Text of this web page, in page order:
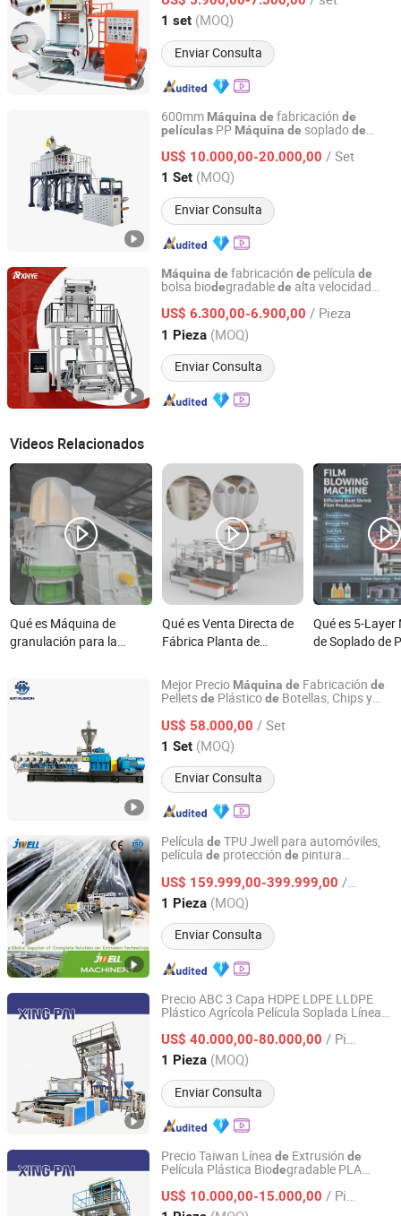
1 set (MOQ)
Enviar Consulta
Zhejiang, China Desde 2005
600mm Máquina de fabricación de
películas PP Máquina de sopladode
depolipropileno
US$ 10.000,00-20.000,00 / Set
1 Set (MOQ)
Enviar Consulta
Ruian Huarui Plastic Machinery Co., Ltd.
Zhejiang, China Desde 2009
Máquina de fabricación de película de
bolsa biodegradablede alta velocidad
película plástica
US$ 6.300,00-6.900,00 / Pieza
1 Pieza (MOQ)
Enviar Consulta
Ruian Xinye Packaging Machine Co., Ltd.
Zhejiang, China Desde 2005
Videos Relacionados
Qué es Máquina de
granulación para la
reciclaje de película de
plástico de tornillo simple
Qué es Venta Directa de
Fábrica Planta de
Fundidas Última
Tecnología Máquina de
Estirables Utilizada para
Empaque de Alimentos y
Textiles
Qué es 5-
de Soplado de
Fabricación de
Retráctiles
Mejor Precio Máquina de Fabricación de
Pelletsde Plásticode Botellas, Chips y
US$ 58.000,00 / Set
1 Set (MOQ)
Enviar Consulta
Nanjing Kairong Machinery Tech. Co., Ltd.
Jiangsu, China Desde 2015
Película de TPU Jwell para automóviles,
película de protección de pintura
detalladodeautomóviles,máquina
fabricacióndeenvoltura y recubrimiento
completodel vehículo
US$ 159.999,00-399.999,00 / Pieza
1 Pieza (MOQ)
Enviar Consulta
Jiangsu Jwell Intelligent Machinery Co., Ltd.
Jiangsu, China Desde 2024
Precio ABC 3 Capa HDPE LDPE LLDPE
Plástico Agrícola Película Soplada Línea
Biodegradable Invernadero Extrusora
Máquina deCoextrusión
US$ 40.000,00-80.000,00 / Pieza
1 Pieza (MOQ)
Enviar Consulta
Wenzhou Xingpai Machinery Co., Ltd.
Zhejiang, China Desde 2021
Precio Taiwan Línea de Extrusión de
Película Plástica Biodegradable PLA
FabricacióndeExtrusoraMáquina
ProduccióndePelícula Termoencogible
US$ 10.000,00-15.000,00 / Pieza
Wenzhou Xingpai Machinery Co., Ltd.